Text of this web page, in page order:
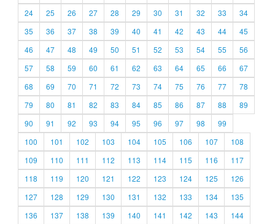
24
25 26 27 28 29 30 31 32 33
34
35
36 37 38 39 40 41 42 43 44
45
46
47 48 49 50 51 52 53 54 55
56
57
58 59 60 61 62 63 64 65 66
67
68
69 70 71 72 73 74 75 76 77
78
79
80 81 82 83 84 85 86 87 88
89
90
91 92 93 94 95 96 97 98
99
100
101 102 103 104 105 106 107
108
109
110 111 112 113 114 115 116
117
118
119 120 121 122 123 124 125
126
127
128 129 130 131 132 133 134
135
136
137 138 139 140 141 142 143
144